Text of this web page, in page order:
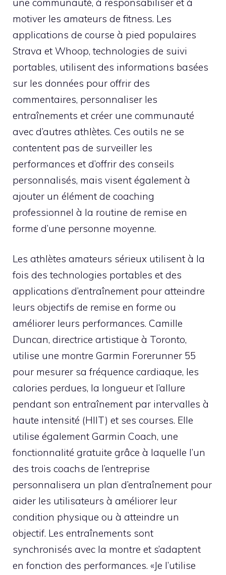
motiver les amateurs de fitness. Les
applications de course à pied populaires
Strava et Whoop, technologies de suivi
portables, utilisent des informations basées
sur les données pour offrir des
commentaires, personnaliser les
entraînements et créer une communauté
avec d’autres athlètes. Ces outils ne se
contentent pas de surveiller les
performances et d’offrir des conseils
personnalisés, mais visent également à
ajouter un élément de coaching
professionnel à la routine de remise en
forme d’une personne moyenne.
Les athlètes amateurs sérieux utilisent à la
fois des technologies portables et des
applications d’entraînement pour atteindre
leurs objectifs de remise en forme ou
améliorer leurs performances. Camille
Duncan, directrice artistique à Toronto,
utilise une montre Garmin Forerunner 55
pour mesurer sa fréquence cardiaque, les
calories perdues, la longueur et l’allure
pendant son entraînement par intervalles à
haute intensité (HIIT) et ses courses. Elle
utilise également Garmin Coach, une
fonctionnalité gratuite grâce à laquelle l’un
des trois coachs de l’entreprise
personnalisera un plan d’entraînement pour
aider les utilisateurs à améliorer leur
condition physique ou à atteindre un
objectif. Les entraînements sont
synchronisés avec la montre et s’adaptent
en fonction des performances. «Je l’utilise